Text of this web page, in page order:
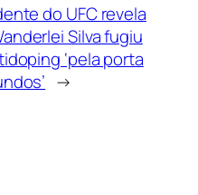
do UFC revela
Silva fugiu
‘pela porta
→